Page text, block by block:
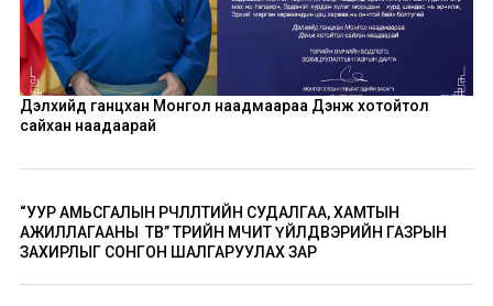
Дэлхийд ганцхан Монгол наадмаараа Дэнж хотойтол
сайхан наадаарай
“УУР АМЬСГАЛЫН ӨӨРЧЛӨЛТИЙН СУДАЛГАА, ХАМТЫН
АЖИЛЛАГААНЫ ТӨВ” ТӨРИЙН ӨМЧИТ ҮЙЛДВЭРИЙН ГАЗРЫН
ЗАХИРЛЫГ СОНГОН ШАЛГАРУУЛАХ ЗАР